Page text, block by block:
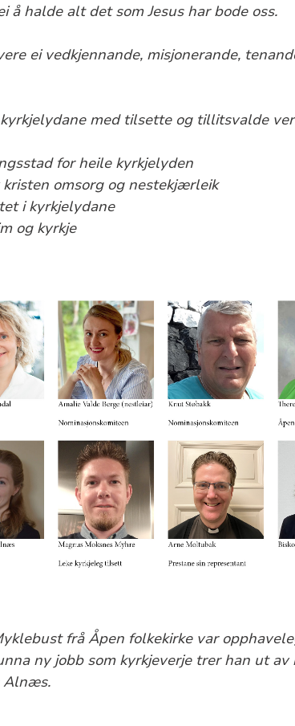
halde alt det som Jesus har bode oss.
ei vedkjennande, misjonerande,
med tilsette og tillitsvalde
for heile kyrkjelyden
omsorg og nestekjærleik
i kyrkjelydane
og kyrkje
frå Åpen folkekirke var
ny jobb som kyrkjeverje trer han ut av
Alnæs.